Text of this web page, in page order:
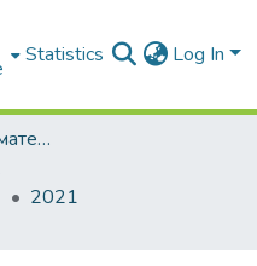
Statistics Log In
Сборники трудов и материалов конференций
2021